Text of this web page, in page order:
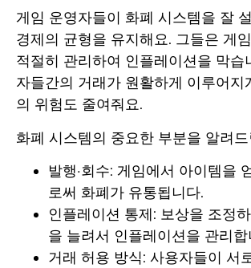
게임 운영자들이 화폐 시스템을 잘
경제의 균형을 유지해요. 그들은 게
적절히 관리하여 인플레이션을 막습
자들간의 거래가 원활하게 이루어지
의 위험도 줄여줘요.
화폐 시스템의 중요한 부분을 알려
발행·회수: 게임에서 아이템을
로써 화폐가 유통됩니다.
인플레이션 통제: 보상을 조정
을 늘려서 인플레이션을 관리합
거래 허용 방식: 사용자들이 서